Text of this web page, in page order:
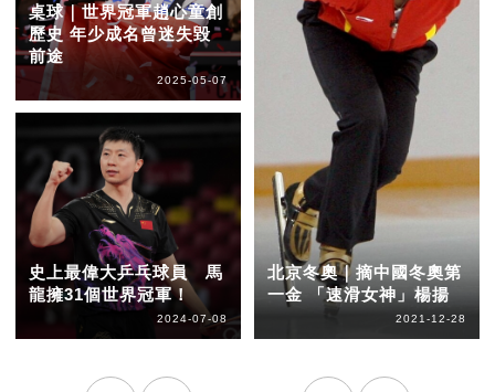
桌球｜世界冠軍趙心童創
歷史 年少成名曾迷失毀
前途
2025-05-07
史上最偉大乒乓球員 馬
龍擁31個世界冠軍！
2024-07-08
北京冬奧｜摘中國冬奧第
一金 「速滑女神」楊揚
2021-12-28